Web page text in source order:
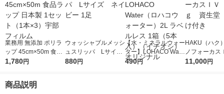
業務用 無添加 ポリラ
ップ 45cm×50m 食品
ラップ 日本製 1セッ
1,780円
ウォッシャブルメッシ
ュスリッパ Lサイ
ズ ネイビー 1足
880円
【水・ミネラルウォー
ター】LOHACO Wate
r（ロハコウォータ
490円
HAKU（ハ
ノフォーカ
5ｇ 資生堂
11,000円
商品説明